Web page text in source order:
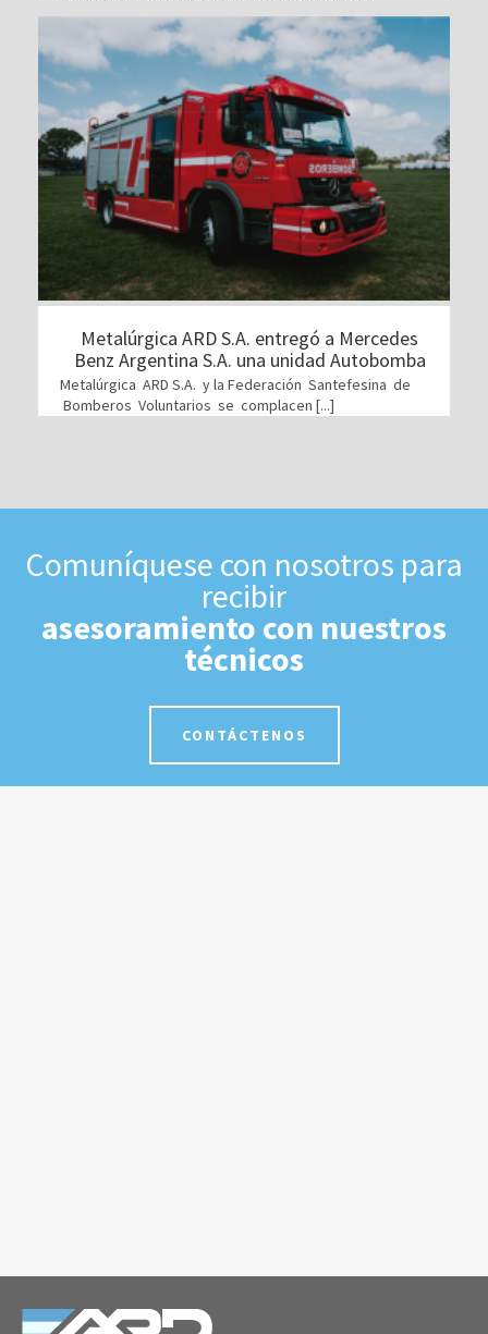
Metalúrgica ARD S.A. entregó a Mercedes
Benz Argentina S.A. una unidad Autobomba
Metalúrgica ARD S.A. y la Federación Santefesina de
Bomberos Voluntarios se complacen [...]
Comuníquese con nosotros para
recibir
asesoramiento con nuestros
técnicos
CONTÁCTENOS